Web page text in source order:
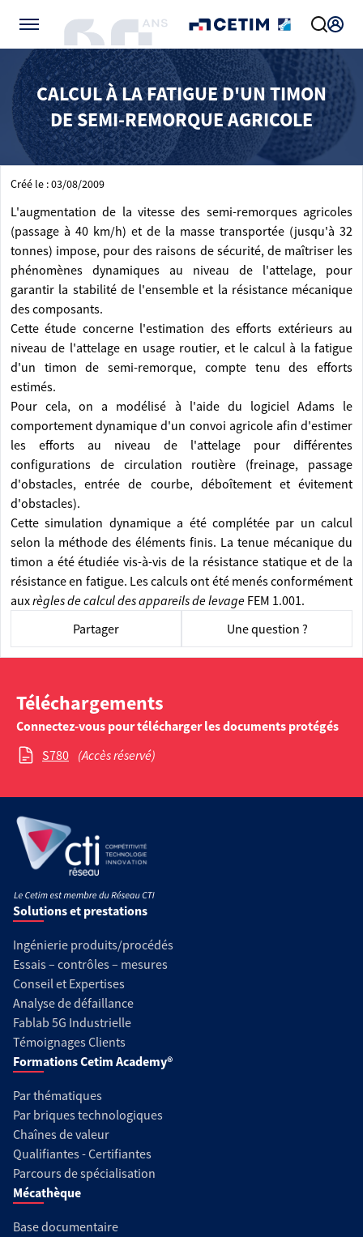
CALCUL À LA FATIGUE D'UN TIMON
DE SEMI-REMORQUE AGRICOLE
Créé le : 03/08/2009
L'augmentation de la vitesse des semi-remorques agricoles
(passage à 40 km/h) et de la masse transportée (jusqu'à 32
tonnes) impose, pour des raisons de sécurité, de maîtriser les
phénomènes dynamiques au niveau de l'attelage, pour
garantir la stabilité de l'ensemble et la résistance mécanique
des composants.
Cette étude concerne l'estimation des efforts extérieurs au
niveau de l'attelage en usage routier, et le calcul à la fatigue
d'un timon de semi-remorque, compte tenu des efforts
estimés.
Pour cela, on a modélisé à l'aide du logiciel Adams le
comportement dynamique d'un convoi agricole afin d'estimer
les efforts au niveau de l'attelage pour différentes
configurations de circulation routière (freinage, passage
d'obstacles, entrée de courbe, déboîtement et évitement
d'obstacles).
Cette simulation dynamique a été complétée par un calcul
selon la méthode des éléments finis. La tenue mécanique du
timon a été étudiée vis-à-vis de la résistance statique et de la
résistance en fatigue. Les calculs ont été menés conformément
auxrègles de calcul des appareils de levage FEM 1.001.
Partager
Une question ?
Téléchargements
Connectez-vous pour télécharger les documents protégés
S780 (Accès réservé)
Solutions et prestations
Ingénierie produits/procédés
Essais – contrôles – mesures
Conseil et Expertises
Analyse de défaillance
Fablab 5G Industrielle
Témoignages Clients
Formations Cetim Academy®
Par thématiques
Par briques technologiques
Chaînes de valeur
Qualifiantes - Certifiantes
Parcours de spécialisation
Mécathèque
Base documentaire